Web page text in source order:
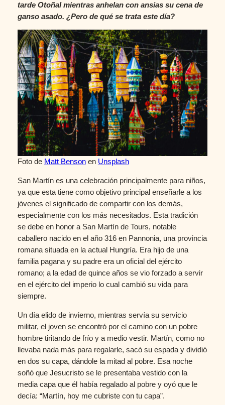
tarde Otoñal mientras anhelan con ansias su cena de
ganso asado. ¿Pero de qué se trata este día?
Foto de Matt Bensonen Unsplash
San Martín es una celebración principalmente para niños,
ya que esta tiene como objetivo principal enseñarle a los
jóvenes el significado de compartir con los demás,
especialmente con los más necesitados. Esta tradición
se debe en honor a San Martín de Tours, notable
caballero nacido en el año 316 en Pannonia, una provincia
romana situada en la actual Hungría. Era hijo de una
familia pagana y su padre era un oficial del ejército
romano; a la edad de quince años se vio forzado a servir
en el ejército del imperio lo cual cambió su vida para
siempre.
Un día elido de invierno, mientras servía su servicio
militar, el joven se encontró por el camino con un pobre
hombre tiritando de frío y a medio vestir. Martín, como no
llevaba nada más para regalarle, sacó su espada y dividió
en dos su capa, dándole la mitad al pobre. Esa noche
soñó que Jesucristo se le presentaba vestido con la
media capa que él había regalado al pobre y oyó que le
decía: “Martín, hoy me cubriste con tu capa”.